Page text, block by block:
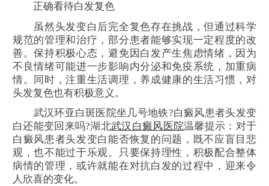
正确看待白发复色
虽然头发变白后完全复色存在挑战，但通过科学
规范的管理和治疗，部分患者能够实现一定程度的改
善。保持积极心态，避免因白发产生焦虑情绪，因为
不良情绪可能进一步影响内分泌和免疫系统，加重病
情。同时，注重生活调理，养成健康的生活习惯，对
头发复色也有积极意义。
武汉环亚白斑医院坐几号地铁?白癜风患者头发变
白还能变回来吗?湖北武汉白癜风医院温馨提示：对于
白癜风患者头发变白能否恢复的问题，既不应盲目悲
观，也不能过于乐观。只要保持理性，积极配合整体
病情的管理，或许就能在对抗白发的过程中，迎来令
人欣喜的变化。